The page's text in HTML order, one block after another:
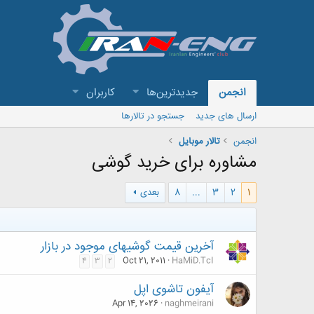
انجمن جدیدترین‌ها کاربران
ارسال های جدید
جستجو در تالارها
انجمن
تالار موبايل
مشاوره برای خرید گوشی
1
2
3
...
8 بعدی
آخرین قیمت گوشیهای موجود در بازار
HaMiD.TcI
Oct 21, 2011
2
3
4
آیفون تاشوی اپل
naghmeirani
Apr 14, 2026